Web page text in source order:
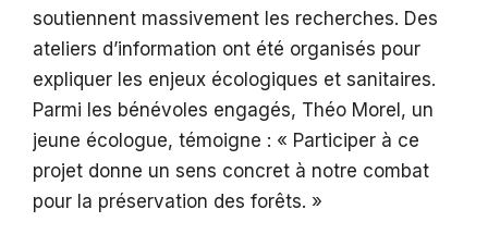
soutiennent massivement les recherches. Des
ateliers d’information ont été organisés pour
expliquer les enjeux écologiques et sanitaires.
Parmi les bénévoles engagés, Théo Morel, un
jeune écologue, témoigne : « Participer à ce
projet donne un sens concret à notre combat
pour la préservation des forêts. »